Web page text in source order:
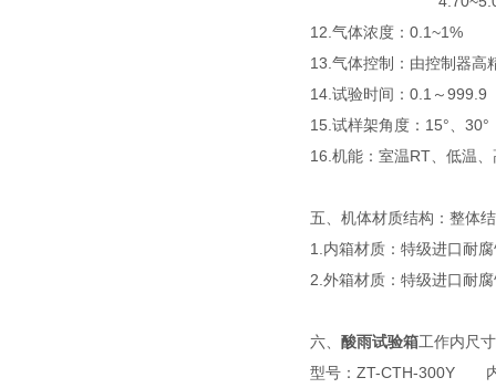
12.气体浓度：0.1~1%
13.气体控制：由控制器高
14.试验时间： 0.1～999.9
15.试样架角度：15°、30°
16.机能：室温RT、低温
五、机体材质结构：整体
1.内箱材质：特级进口耐
2.外箱材质：特级进口耐
六、 酸雨试验箱工作内
型号：ZT-CTH-300Y 内